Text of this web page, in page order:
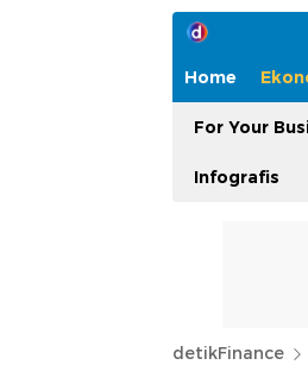
Home
For Your
Infografis
detikFinance